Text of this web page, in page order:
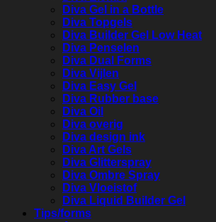
Diva Gel in a Bottle
Diva Topgels
Diva Builder Gel Low Heat
Diva Penselen
Diva Dual Forms
Diva Vijlen
Diva Easy Gel
Diva Rubber base
Diva Oil
Diva overig
Diva design ink
Diva Art Gels
Diva Glitterspray
Diva Ombre Spray
Diva Vloeistof
Diva Liquid Builder Gel
Tips/forms